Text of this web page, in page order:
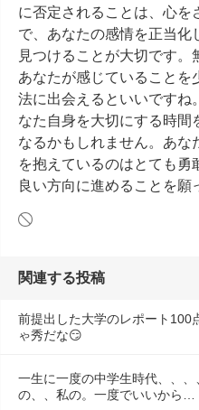
に否定されることは、心を
で、あなたの感情を正当化
見つけることが大切です。
あなたが感じていることを
法に出会えるといいですね
なた自身を大切にする時間
なるかもしれません。あな
を抱えているのはとても勇
良い方向に進めることを願
関連する投稿
前提出した大学のレポート100
ゃ秀だな😏
一生に一度の中学生時代、、
の、、私の。一度でいいから…